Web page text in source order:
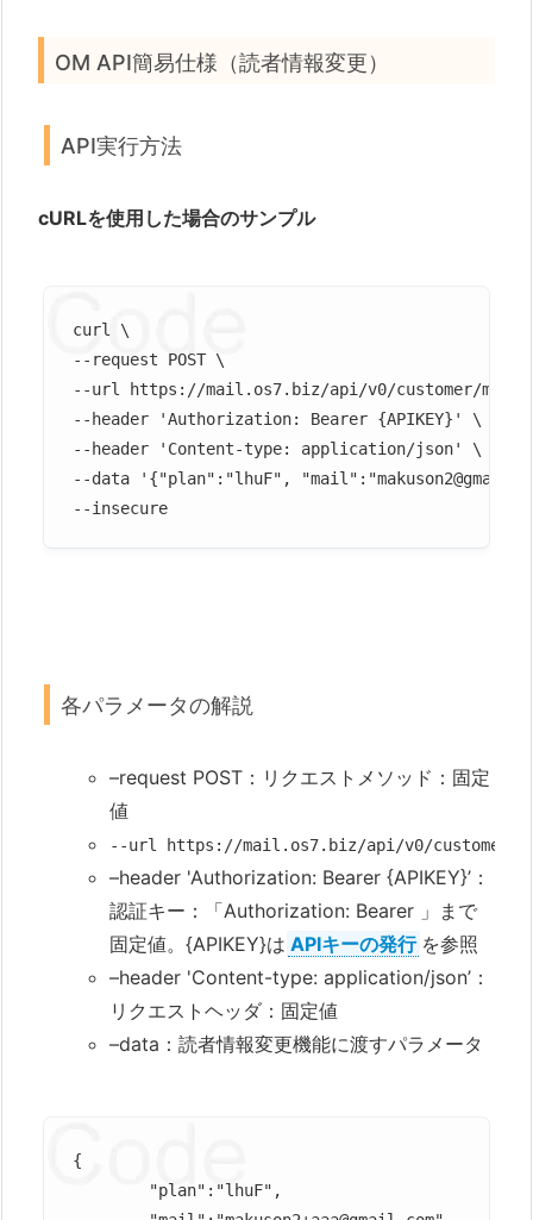
OM API簡易仕様（読者情報変更）
API実行方法
cURLを使用した場合のサンプル
curl \
--request POST \
--url https://mail.os7.biz/api/v0/customer/mod \
--header 'Authorization: Bearer {APIKEY}' \
--header 'Content-type: application/json' \
--data '{"plan":"lhuF",
--insecure
各パラメータの解説
–request POST：リクエストメソッド：固定
値
--url https://mail.os7.biz/api/v0/customer/mod
–header 'Authorization: Bearer {APIKEY}’：
認証キー：「Authorization: Bearer 」まで
固定値。{APIKEY}は APIキーの発行 を参照
–header 'Content-type: application/json’：
リクエストヘッダ：固定値
–data：読者情報変更機能に渡すパラメータ
{